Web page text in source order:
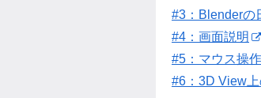
#3：Blenderの
#4：画面説明
#5：マウス操
#6：3D View